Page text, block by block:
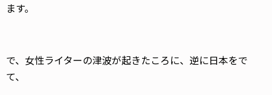
ます。
で、女性ライターの津波が起きたころに、逆に日本をで
て、